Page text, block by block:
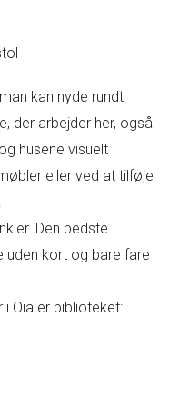
kan nyde rundt
der arbejder her, også
husene visuelt
eller ved at tilføje
Den bedste
uden kort og bare fare
Oia er biblioteket: